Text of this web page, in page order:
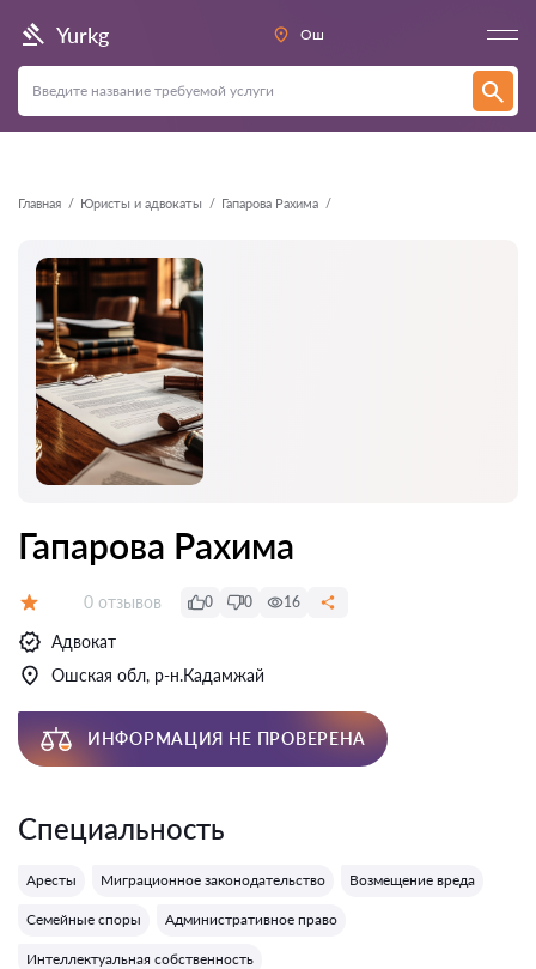
Yurkg Ош
Главная Юристы и адвокаты Гапарова Рахима
Назад
Гапарова Рахима
Отзывов:
0 отзывов 0 0 16
Адвокат
Ошская обл, р-н.Кадамжай
ИНФОРМАЦИЯ НЕ ПРОВЕРЕНА
Специальность
Аресты Миграционное законодательство Возмещение вреда
Семейные споры Административное право
Интеллектуальная собственность